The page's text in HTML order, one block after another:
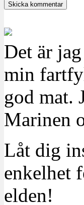
Det är
min
god mat.
Marinen
Låt dig
enkelhet
elden!